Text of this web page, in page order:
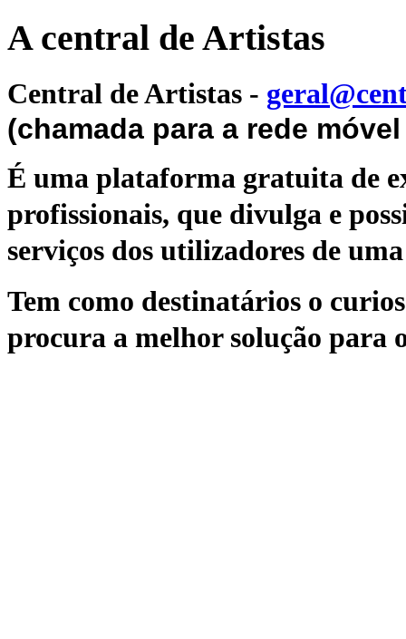
A central de Artistas
Central de Artistas -
(chamada para a rede
É uma plataforma gratuita de
profissionais, que divulga e
serviços dos utilizadores de
Tem como destinatários o
procura a melhor solução para